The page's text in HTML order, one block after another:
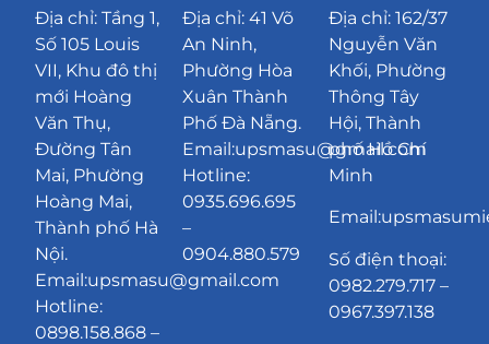
Địa chỉ:Tầng 1,
Số 105 Louis
VII, Khu đô thị
mới Hoàng
Văn Thụ,
Đường Tân
Mai, Phường
Hoàng Mai,
Thành phố Hà
Nội.
Email:upsmasu@gmail.com
Hotline:
0898.158.868 –
Địa chỉ: 41 Võ
An Ninh,
Phường Hòa
Xuân Thành
Phố Đà Nẵng.
Email:upsmasu@gmail.com
Hotline:
0935.696.695
–
0904.880.579
Địa chỉ: 162/37
Nguyễn Văn
Khối, Phường
Thông Tây
Hội, Thành
phố Hồ Chí
Minh
Số điện thoại:
0982.279.717 –
0967.397.138